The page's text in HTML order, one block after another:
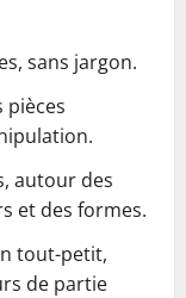
sans jargon.
pièces
autour des
et des formes.
tout-petit,
de partie